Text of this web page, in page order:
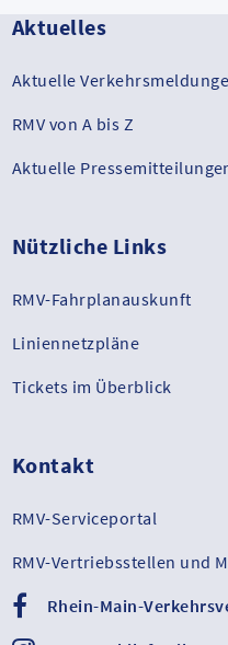
Aktuelles
Aktuelle
RMV von A bis Z
Aktuelle
Nützliche Links
RMV-Fahrplanauskunft
Liniennetzpläne
Tickets im Überblick
Kontakt
RMV-Serviceportal
RMV-Vertriebsstellen und
Rhein-Main-